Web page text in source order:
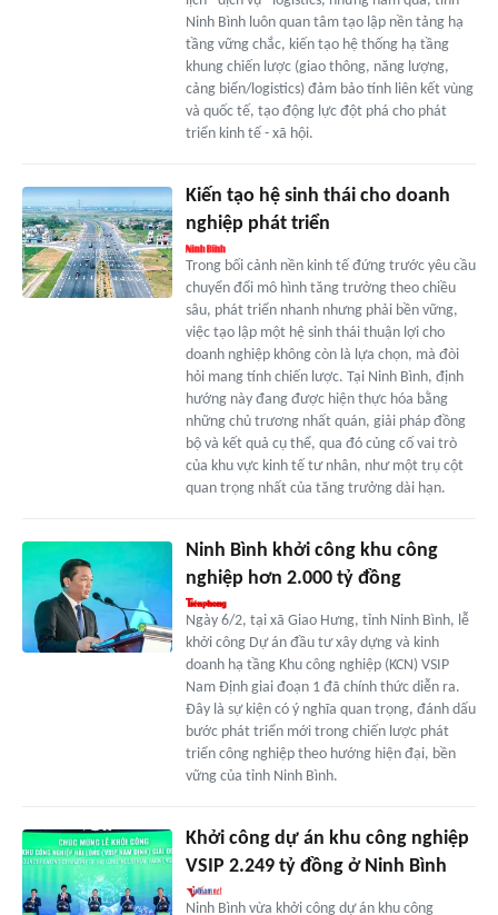
Ninh Bình luôn quan tâm tạo lập nền tảng hạ
tầng vững chắc, kiến tạo hệ thống hạ tầng
khung chiến lược (giao thông, năng lượng,
cảng biển/logistics) đảm bảo tính liên kết vùng
và quốc tế, tạo động lực đột phá cho phát
triển kinh tế - xã hội.
Kiến tạo hệ sinh thái cho doanh
nghiệp phát triển
Trong bối cảnh nền kinh tế đứng trước yêu cầu
chuyển đổi mô hình tăng trưởng theo chiều
sâu, phát triển nhanh nhưng phải bền vững,
việc tạo lập một hệ sinh thái thuận lợi cho
doanh nghiệp không còn là lựa chọn, mà đòi
hỏi mang tính chiến lược. Tại Ninh Bình, định
hướng này đang được hiện thực hóa bằng
những chủ trương nhất quán, giải pháp đồng
bộ và kết quả cụ thể, qua đó củng cố vai trò
của khu vực kinh tế tư nhân, như một trụ cột
quan trọng nhất của tăng trưởng dài hạn.
Ninh Bình khởi công khu công
nghiệp hơn 2.000 tỷ đồng
Ngày 6/2, tại xã Giao Hưng, tỉnh Ninh Bình, lễ
khởi công Dự án đầu tư xây dựng và kinh
doanh hạ tầng Khu công nghiệp (KCN) VSIP
Nam Định giai đoạn 1 đã chính thức diễn ra.
Đây là sự kiện có ý nghĩa quan trọng, đánh dấu
bước phát triển mới trong chiến lược phát
triển công nghiệp theo hướng hiện đại, bền
vững của tỉnh Ninh Bình.
Khởi công dự án khu công nghiệp
VSIP 2.249 tỷ đồng ở Ninh Bình
Ninh Bình vừa khởi công dự án khu công